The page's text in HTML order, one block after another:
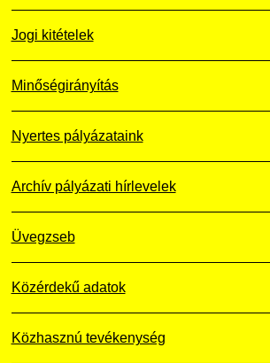
Jogi kitételek
Minőségirányítás
Nyertes pályázataink
Archív pályázati hírlevelek
Üvegzseb
Közérdekű adatok
Közhasznú tevékenység